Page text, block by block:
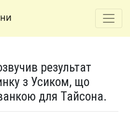
результат
з Усиком, що
для Тайсона.